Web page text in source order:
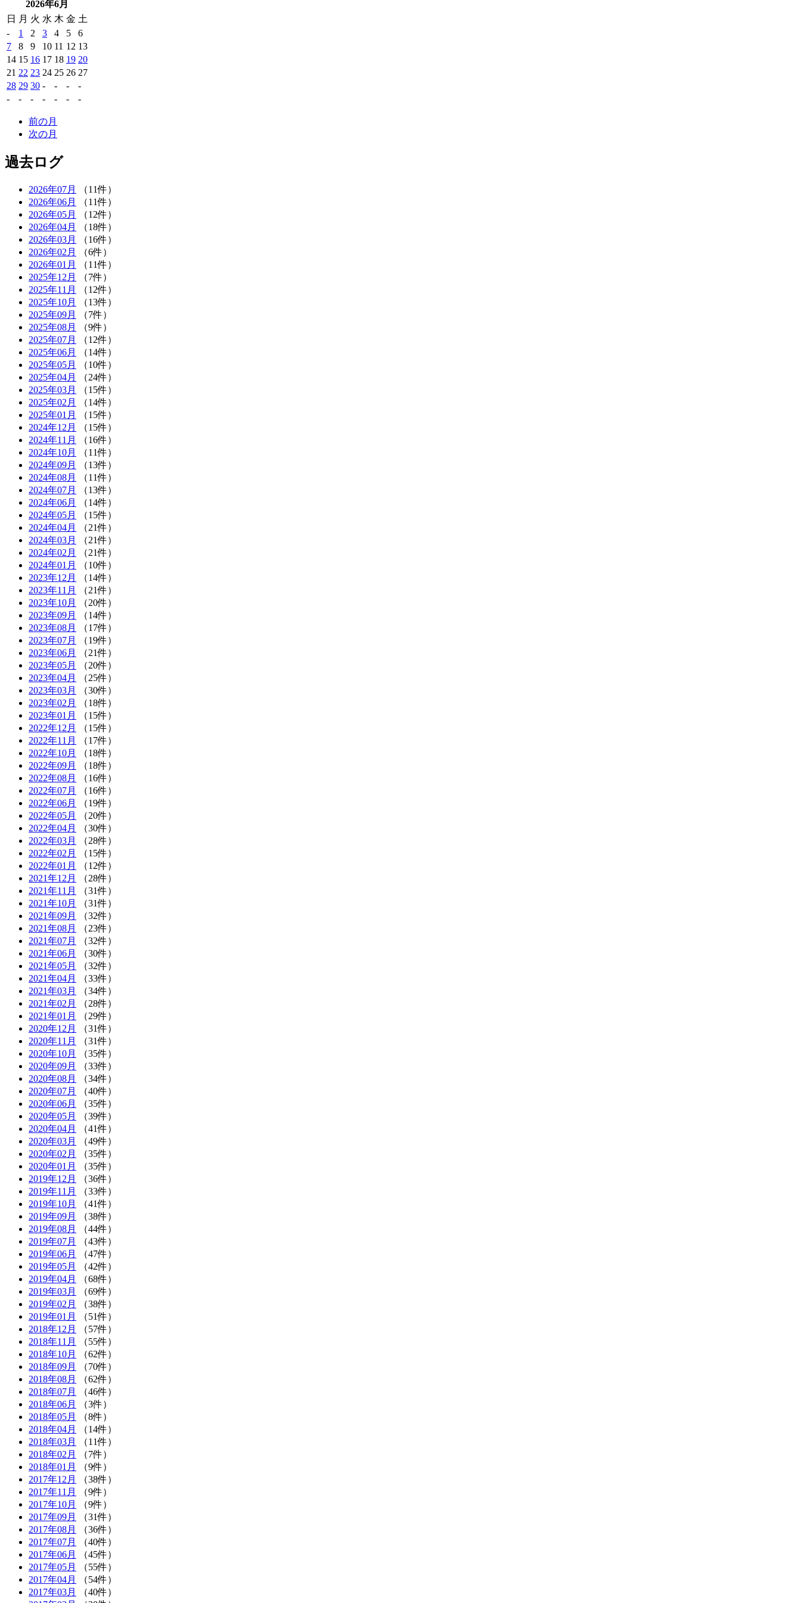
2026年6月
日
月 火 水 木 金 土
-
1 2 3 4 5
6
7
8 9 10 11 12 13
14 15 16 17 18 19 20
21 22 23 24 25 26 27
28 29 30 - - -
-
-
- - - - - -
前の月
次の月
過去ログ
2026年07月
（11件）
2026年06月
（11件）
2026年05月
（12件）
2026年04月
（18件）
2026年03月
（16件）
2026年02月
（6件）
2026年01月
（11件）
2025年12月
（7件）
2025年11月
（12件）
2025年10月
（13件）
2025年09月
（7件）
2025年08月
（9件）
2025年07月
（12件）
2025年06月
（14件）
2025年05月
（10件）
2025年04月
（24件）
2025年03月
（15件）
2025年02月
（14件）
2025年01月
（15件）
2024年12月
（15件）
2024年11月
（16件）
2024年10月
（11件）
2024年09月
（13件）
2024年08月
（11件）
2024年07月
（13件）
2024年06月
（14件）
2024年05月
（15件）
2024年04月
（21件）
2024年03月
（21件）
2024年02月
（21件）
2024年01月
（10件）
2023年12月
（14件）
2023年11月
（21件）
2023年10月
（20件）
2023年09月
（14件）
2023年08月
（17件）
2023年07月
（19件）
2023年06月
（21件）
2023年05月
（20件）
2023年04月
（25件）
2023年03月
（30件）
2023年02月
（18件）
2023年01月
（15件）
2022年12月
（15件）
2022年11月
（17件）
2022年10月
（18件）
2022年09月
（18件）
2022年08月
（16件）
2022年07月
（16件）
2022年06月
（19件）
2022年05月
（20件）
2022年04月
（30件）
2022年03月
（28件）
2022年02月
（15件）
2022年01月
（12件）
2021年12月
（28件）
2021年11月
（31件）
2021年10月
（31件）
2021年09月
（32件）
2021年08月
（23件）
2021年07月
（32件）
2021年06月
（30件）
2021年05月
（32件）
2021年04月
（33件）
2021年03月
（34件）
2021年02月
（28件）
2021年01月
（29件）
2020年12月
（31件）
2020年11月
（31件）
2020年10月
（35件）
2020年09月
（33件）
2020年08月
（34件）
2020年07月
（40件）
2020年06月
（35件）
2020年05月
（39件）
2020年04月
（41件）
2020年03月
（49件）
2020年02月
（35件）
2020年01月
（35件）
2019年12月
（36件）
2019年11月
（33件）
2019年10月
（41件）
2019年09月
（38件）
2019年08月
（44件）
2019年07月
（43件）
2019年06月
（47件）
2019年05月
（42件）
2019年04月
（68件）
2019年03月
（69件）
2019年02月
（38件）
2019年01月
（51件）
2018年12月
（57件）
2018年11月
（55件）
2018年10月
（62件）
2018年09月
（70件）
2018年08月
（62件）
2018年07月
（46件）
2018年06月
（3件）
2018年05月
（8件）
2018年04月
（14件）
2018年03月
（11件）
2018年02月
（7件）
2018年01月
（9件）
2017年12月
（38件）
2017年11月
（9件）
2017年10月
（9件）
2017年09月
（31件）
2017年08月
（36件）
2017年07月
（40件）
2017年06月
（45件）
2017年05月
（55件）
2017年04月
（54件）
2017年03月
（40件）